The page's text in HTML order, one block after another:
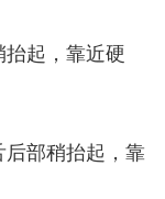
起，靠近硬
部稍抬起，靠